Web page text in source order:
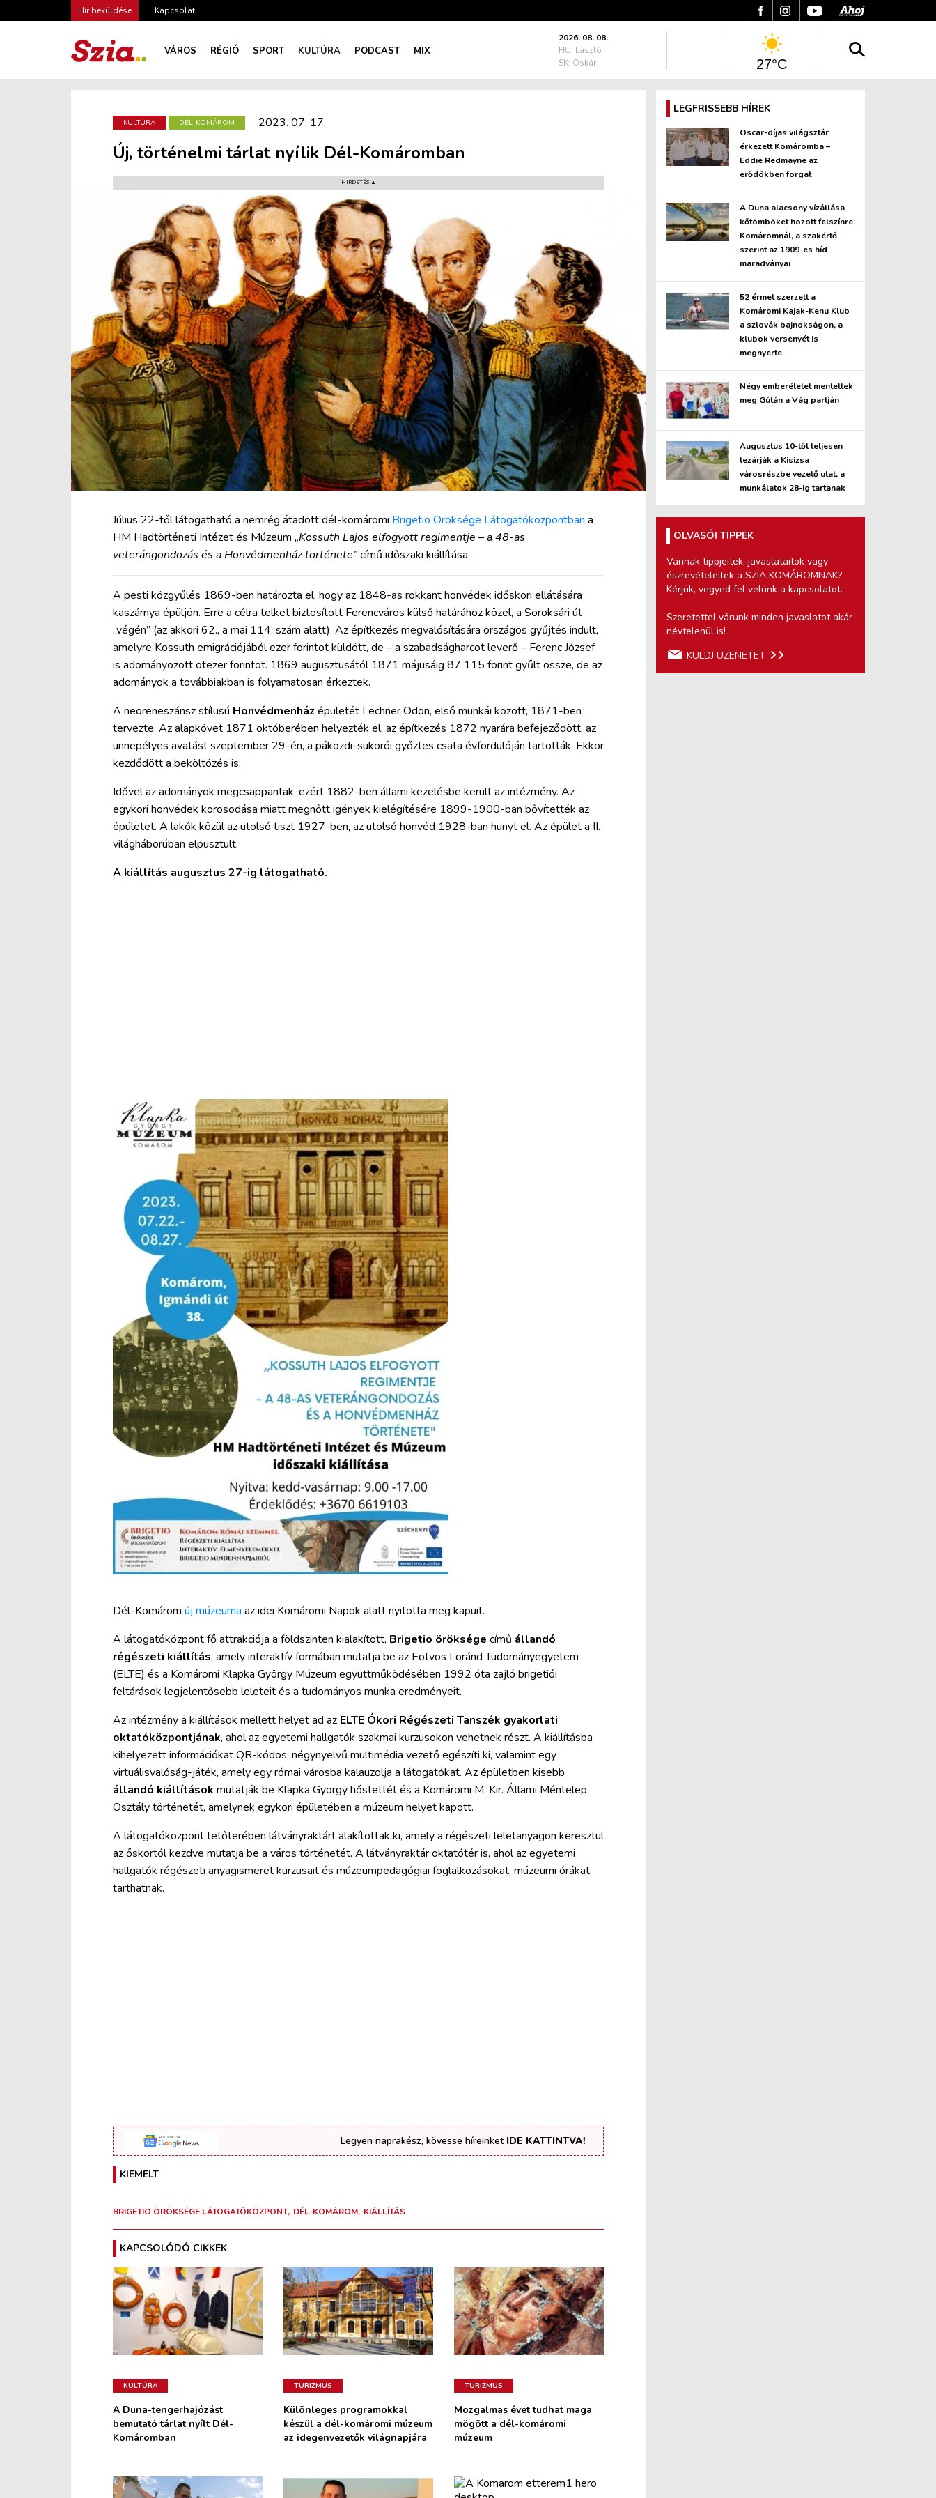
Hír beküldése Kapcsolat
VÁROS RÉGIÓ SPORT KULTÚRA PODCAST MIX
2026. 08. 08.
HU: László
SK: Oskár
27°C
KULTÚRA DÉL-KOMÁROM 2023. 07. 17.
Új, történelmi tárlat nyílik Dél-Komáromban
HIRDETÉS ▲
Július 22-től látogatható a nemrég átadott dél-komáromi Brigetio Öröksége Látogatóközpontban a
HM Hadtörténeti Intézet és Múzeum „Kossuth Lajos elfogyott regimentje – a 48-as
veterángondozás és a Honvédmenház története”című időszaki kiállítása.
A pesti közgyűlés 1869-ben határozta el, hogy az 1848-as rokkant honvédek időskori ellátására
kaszárnya épüljön. Erre a célra telket biztosított Ferencváros külső határához közel, a Soroksári út
„végén” (az akkori 62., a mai 114. szám alatt). Az építkezés megvalósítására országos gyűjtés indult,
amelyre Kossuth emigrációjából ezer forintot küldött, de – a szabadságharcot leverő – Ferenc József
is adományozott ötezer forintot. 1869 augusztusától 1871 májusáig 87 115 forint gyűlt össze, de az
adományok a továbbiakban is folyamatosan érkeztek.
A neoreneszánsz stílusú Honvédmenházépületét Lechner Ödön, első munkái között, 1871-ben
tervezte. Az alapkövet 1871 októberében helyezték el, az építkezés 1872 nyarára befejeződött, az
ünnepélyes avatást szeptember 29-én, a pákozdi-sukorói győztes csata évfordulóján tartották. Ekkor
kezdődött a beköltözés is.
Idővel az adományok megcsappantak, ezért 1882-ben állami kezelésbe került az intézmény. Az
egykori honvédek korosodása miatt megnőtt igények kielégítésére 1899-1900-ban bővítették az
épületet. A lakók közül az utolsó tiszt 1927-ben, az utolsó honvéd 1928-ban hunyt el. Az épület a II.
világháborúban elpusztult.
A kiállítás augusztus 27-ig látogatható.
Dél-Komárom új múzeuma az idei Komáromi Napok alatt nyitotta meg kapuit.
A látogatóközpont fő attrakciója a földszinten kialakított, Brigetio öröksége című állandó
régészeti kiállítás, amely interaktív formában mutatja be az Eötvös Loránd Tudományegyetem
(ELTE) és a Komáromi Klapka György Múzeum együttműködésében 1992 óta zajló brigetiói
feltárások legjelentősebb leleteit és a tudományos munka eredményeit.
Az intézmény a kiállítások mellett helyet ad az ELTE Ókori Régészeti Tanszék gyakorlati
oktatóközpontjának, ahol az egyetemi hallgatók szakmai kurzusokon vehetnek részt. A kiállításba
kihelyezett információkat QR-kódos, négynyelvű multimédia vezető egészíti ki, valamint egy
virtuálisvalóság-játék, amely egy római városba kalauzolja a látogatókat. Az épületben kisebb
állandó kiállítások mutatják be Klapka György hőstettét és a Komáromi M. Kir. Állami Méntelep
Osztály történetét, amelynek egykori épületében a múzeum helyet kapott.
A látogatóközpont tetőterében látványraktárt alakítottak ki, amely a régészeti leletanyagon keresztül
az őskortól kezdve mutatja be a város történetét. A látványraktár oktatótér is, ahol az egyetemi
hallgatók régészeti anyagismeret kurzusait és múzeumpedagógiai foglalkozásokat, múzeumi órákat
tarthatnak.
Legyen naprakész, kövesse híreinket IDE KATTINTVA!
KIEMELT
BRIGETIO ÖRÖKSÉGE LÁTOGATÓKÖZPONT DÉL-KOMÁROM KIÁLLÍTÁS
KAPCSOLÓDÓ CIKKEK
KULTÚRA
A Duna-tengerhajózást
bemutató tárlat nyílt Dél-
Komáromban
TURIZMUS
Különleges programokkal
készül a dél-komáromi múzeum
az idegenvezetők világnapjára
TURIZMUS
Mozgalmas évet tudhat maga
mögött a dél-komáromi
múzeum
LEGFRISSEBB HÍREK
Oscar-díjas világsztár
érkezett Komáromba –
Eddie Redmayne az
erődökben forgat
A Duna alacsony vízállása
kőtömböket hozott felszínre
Komáromnál, a szakértő
szerint az 1909-es híd
maradványai
52 érmet szerzett a
Komáromi Kajak-Kenu Klub
a szlovák bajnokságon, a
klubok versenyét is
megnyerte
Négy emberéletet mentettek
meg Gútán a Vág partján
Augusztus 10-től teljesen
lezárják a Kisizsa
városrészbe vezető utat, a
munkálatok 28-ig tartanak
OLVASÓI TIPPEK
Vannak tippjeitek, javaslataitok vagy
észrevételeitek a SZIA KOMÁROMNAK?
Kérjük, vegyed fel velünk a kapcsolatot.
Szeretettel várunk minden javaslatot akár
névtelenül is!
KÜLDJ ÜZENETET